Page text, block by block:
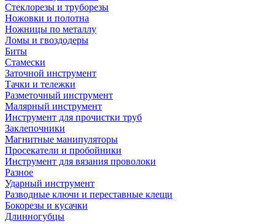
Стеклорезы и труборезы
Ножовки и полотна
Ножницы по металлу
Ломы и гвоздодеры
Биты
Стамески
Заточной инструмент
Тачки и тележки
Разметочный инструмент
Малярный инструмент
Инструмент для прочистки труб
Заклепочники
Магнитные манипуляторы
Просекатели и пробойники
Инструмент для вязания проволоки
Разное
Ударный инструмент
Разводные ключи и переставные клещи
Бокорезы и кусачки
Длинногубцы